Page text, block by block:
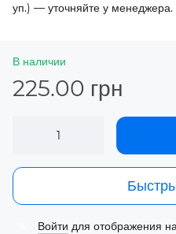
уп.) — уточняйте у менеджера.
В наличии
225.00 грн
Войти для отображения